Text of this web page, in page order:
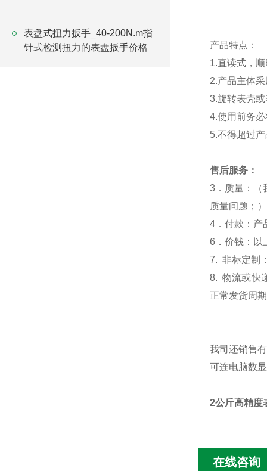
表盘式扭力扳手_40-200N.m指
针式检测扭力的表盘扳手价格
产品特点：
1.直读式，
2.产品主体
3.旋转表壳
4.使用前务
5.不得超过
售后服务：
3．质量：（
质量问题；）
4．付款：产
6 ．价钱：
7. 非标定制
8. 物流或快
正常发货周
我司还销售
可连电脑数
2公斤高精度
在线咨询